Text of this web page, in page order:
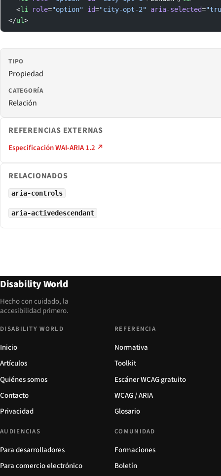
  <
li role="option" id="city-opt-2" aria-selected=
</ul>
TIPO
Propiedad
CATEGORÍA
Relación
REFERENCIAS EXTERNAS
Especificación WAI-ARIA 1.2 ↗
RELACIONADOS
aria-controls
aria-activedescendant
Disability World
Hecho con cuidado, la
accesibilidad primero.
DISABILITY WORLD
Inicio
Artículos
Quiénes somos
Contacto
Privacidad
REFERENCIA
Normativa
Toolkit
Escáner WCAG gratuito
WCAG / ARIA
Glosario
AUDIENCIAS
Para desarrolladores
Para comercio electrónico
COMUNIDAD
Formaciones
Boletín